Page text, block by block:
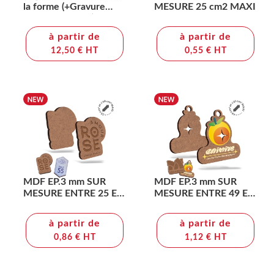
la forme (+Gravure
à partir de
12,50 € HT
MESURE 25 cm2 MAXI
à partir de
0,55 € HT
MDF EP.3 mm SUR
MESURE ENTRE 25 ET
à partir de
0,86 € HT
MDF EP.3 mm SUR
MESURE ENTRE 49 ET
à partir de
1,12 € HT